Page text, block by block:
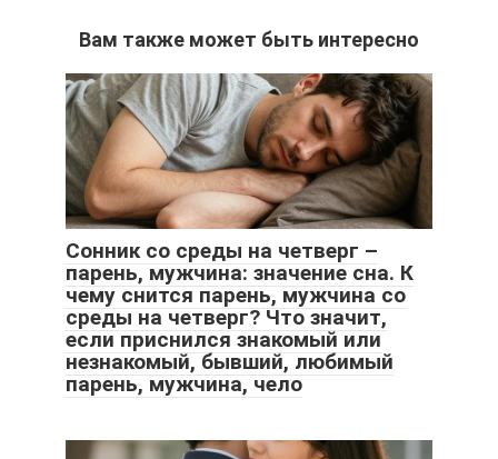
Вам также может быть интересно
Сонник со среды на четверг –
парень, мужчина: значение сна. К
чему снится парень, мужчина со
среды на четверг? Что значит,
если приснился знакомый или
незнакомый, бывший, любимый
парень, мужчина, чело